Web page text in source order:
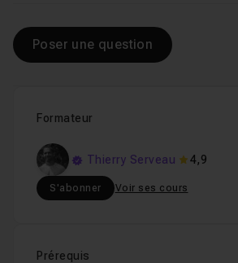
Formateur
Thierry Serveau 4,9
S'abonner Voir ses cours
Prérequis
Poser une question